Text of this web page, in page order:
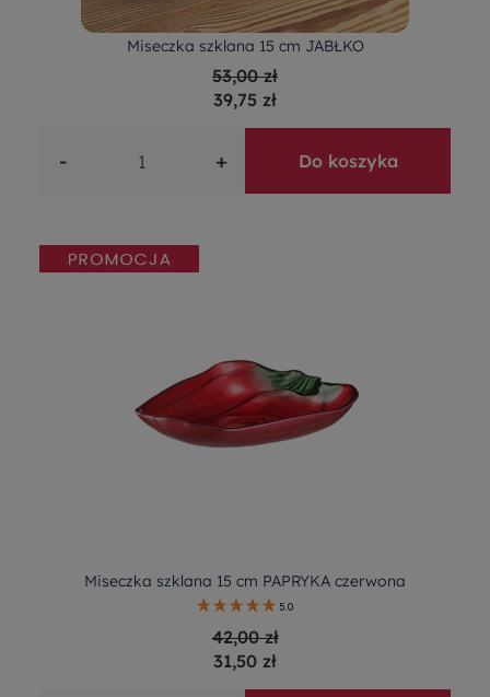
Miseczka szklana 15 cm JABŁKO
53,00 zł
39,75 zł
- + Do koszyka
Miseczka szklana 15 cm PAPRYKA czerwona
5.0
42,00 zł
31,50 zł